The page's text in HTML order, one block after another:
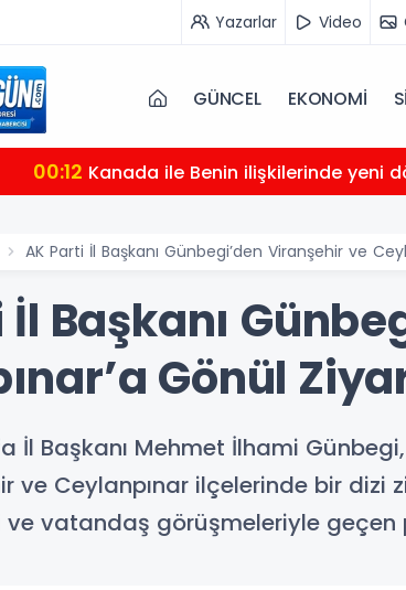
Yazarlar Video
GÜNCEL EKONOMİ
00:12 Kanada ile Benin ilişkilerinde yeni
AK Parti İl Başkanı Günbegi’den Viranşehir ve
Başkanı
Gönül
İl Başkanı Mehmet İlhami
ve Ceylanpınar ilçelerinde bir
vatandaş görüşmeleriyle